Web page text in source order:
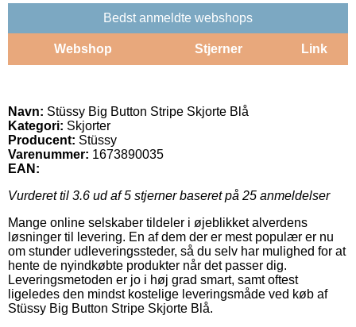
Bedst anmeldte webshops
Webshop Stjerner Link
Navn: Stüssy Big Button Stripe Skjorte Blå
Kategori: Skjorter
Producent: Stüssy
Varenummer: 1673890035
EAN:
Vurderet til 3.6 ud af 5 stjerner baseret på 25 anmeldelser
Mange online selskaber tildeler i øjeblikket alverdens
løsninger til levering. En af dem der er mest populær er nu
om stunder udleveringssteder, så du selv har mulighed for at
hente de nyindkøbte produkter når det passer dig.
Leveringsmetoden er jo i høj grad smart, samt oftest
ligeledes den mindst kostelige leveringsmåde ved køb af
Stüssy Big Button Stripe Skjorte Blå.